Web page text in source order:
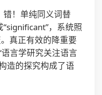
错！单纯同义词替
，系统照
真正有效的降重要
言学研究关注语言
造的探究构成了语